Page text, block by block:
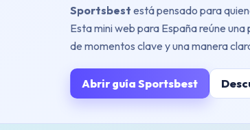
Sportsbest está pensado para
Esta mini web para España reúne
de momentos clave y una manera
Abrir guía Sportsbest